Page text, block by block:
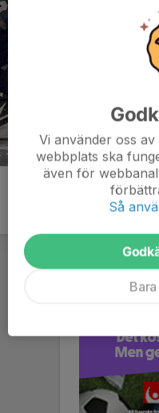
Vi använder oss
webbplats ska
även för
Så